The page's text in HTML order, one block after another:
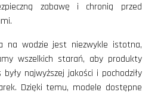
zabawę i chronią przed
na wodzie jest niezwykle istotna,
wszelkich starań, aby produkty
najwyższej jakości i pochodziły
Dzięki temu, modele dostępne